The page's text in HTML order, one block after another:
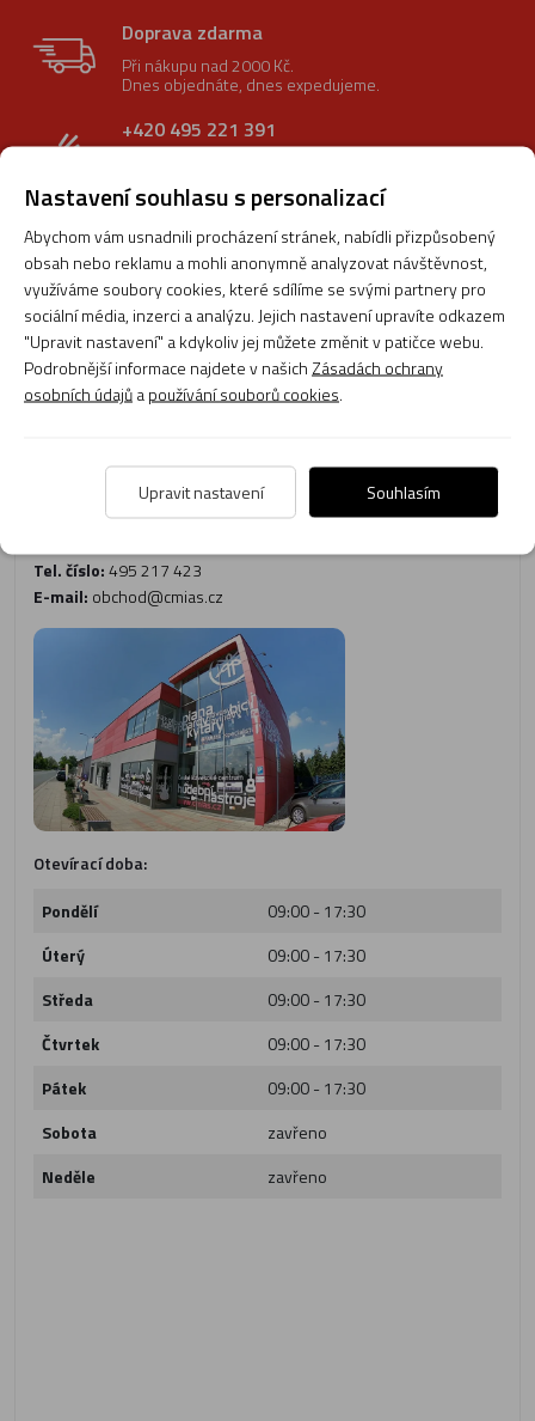
Doprava zdarma
Při nákupu nad 2000 Kč.
Dnes objednáte, dnes expedujeme.
+420 495 221 391
Možnost vrácení
U nás máte možnost vrácení zboží
bez problémů do 30 dnů.
Prodloužená záruka
Na vybrané zboží poskytujeme
prodlouženou záruku 3 roky.
CMI plaza - hudební nástroje
Kladská 1117/25,
Tel. číslo:495 217 423
E-mail: obchod@cmias.cz
Otevírací doba:
Pondělí
09:00 - 17:30
Úterý
09:00 - 17:30
Středa
09:00 - 17:30
Čtvrtek
09:00 - 17:30
Pátek
09:00 - 17:30
Sobota
zavřeno
Neděle
zavřeno
Nastavení souhlasu s personalizací
Abychom vám usnadnili procházení stránek, nabídli přizpůsobený
obsah nebo reklamu a mohli anonymně analyzovat návštěvnost,
využíváme soubory cookies, které sdílíme se svými partnery pro
sociální média, inzerci a analýzu. Jejich nastavení upravíte odkazem
"Upravit nastavení" a kdykoliv jej můžete změnit v patičce webu.
Podrobnější informace najdete v našich Zásadách ochrany
osobních údajůa používání souborů cookies.
Upravit nastavení Souhlasím